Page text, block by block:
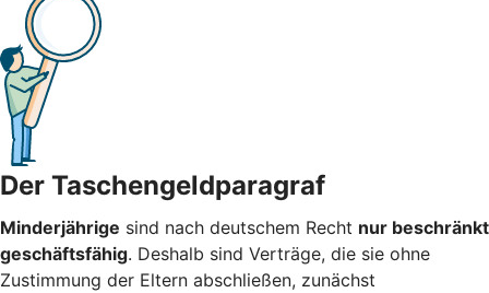
Der Taschengeldparagraf
Minderjährige sind nach deutschem Recht nur beschränkt
geschäftsfähig. Deshalb sind Verträge, die sie ohne
Zustimmung der Eltern abschließen, zunächst